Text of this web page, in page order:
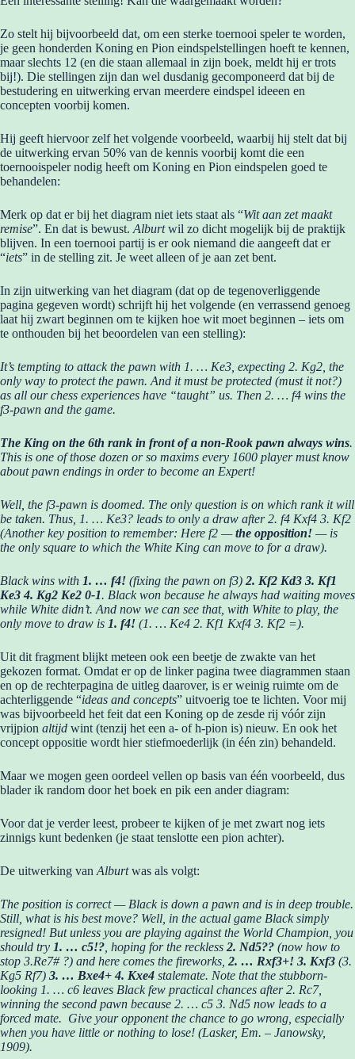
Zo stelt hij bijvoorbeeld dat, om een sterke toernooi speler te worden,
je geen honderden Koning en Pion eindspelstellingen hoeft te kennen,
maar slechts 12 (en die staan allemaal in zijn boek, meldt hij er trots
bij!). Die stellingen zijn dan wel dusdanig gecomponeerd dat bij de
bestudering en uitwerking ervan meerdere eindspel ideeen en
concepten voorbij komen.
Hij geeft hiervoor zelf het volgende voorbeeld, waarbij hij stelt dat bij
de uitwerking ervan 50% van de kennis voorbij komt die een
toernooispeler nodig heeft om Koning en Pion eindspelen goed te
behandelen:
Merk op dat er bij het diagram niet iets staat als “Wit aan zet maakt
remise”. En dat is bewust. Alburtwil zo dicht mogelijk bij de praktijk
blijven. In een toernooi partij is er ook niemand die aangeeft dat er
“iets” in de stelling zit. Je weet alleen of je aan zet bent.
In zijn uitwerking van het diagram (dat op de tegenoverliggende
pagina gegeven wordt) schrijft hij het volgende (en verrassend genoeg
laat hij zwart beginnen om te kijken hoe wit moet beginnen – iets om
te onthouden bij het beoordelen van een stelling):
It’s tempting to attack the pawn with 1. … Ke3, expecting 2. Kg2, the
only way to protect the pawn. And it must be protected (must it not?)
as all our chess experiences have “taught” us. Then 2. … f4 wins the
f3-pawn and the game.
The King on the 6th rank in front of a non-Rook pawn always wins.
This is one of those dozen or so maxims every 1600 player must know
about pawn endings in order to become an Expert!
Well, the f3-pawn is doomed. The only question is on which rank it will
be taken. Thus, 1. … Ke3? leads to only a draw after 2. f4 Kxf4 3. Kf2
(Another key position to remember: Here f2 —the opposition! — is
the only square to which the White King can move to for a draw).
Black wins with 1. … f4! (fixing the pawn on f3) 2. Kf2 Kd3 3. Kf1
Ke3 4. Kg2 Ke2 0-1. Black won because he always had waiting moves
while White didn’t. And now we can see that, with White to play, the
only move to draw is 1. f4! (1. … Ke4 2. Kf1 Kxf4 3. Kf2 =).
Uit dit fragment blijkt meteen ook een beetje de zwakte van het
gekozen format. Omdat er op de linker pagina twee diagrammen staan
en op de rechterpagina de uitleg daarover, is er weinig ruimte om de
achterliggende “ideas and concepts” uitvoerig toe te lichten. Voor mij
was bijvoorbeeld het feit dat een Koning op de zesde rij vóór zijn
vrijpion altijd wint (tenzij het een a- of h-pion is) nieuw. En ook het
concept oppositie wordt hier stiefmoederlijk (in één zin) behandeld.
Maar we mogen geen oordeel vellen op basis van één voorbeeld, dus
blader ik random door het boek en pik een ander diagram:
Voor dat je verder leest, probeer te kijken of je met zwart nog iets
zinnigs kunt bedenken (je staat tenslotte een pion achter).
De uitwerking van Alburtwas als volgt:
The position is correct — Black is down a pawn and is in deep trouble.
Still, what is his best move? Well, in the actual game Black simply
resigned! But unless you are playing against the World Champion, you
should try 1. … c5!? , hoping for the reckless 2. Nd5?? (now how to
stop 3.Re7# ?) and here comes the fireworks, 2. … Rxf3+! 3. Kxf3 (3.
Kg5 Rf7) 3. … Bxe4+ 4. Kxe4 stalemate. Note that the stubborn-
looking 1. … c6 leaves Black few practical chances after 2. Rc7,
winning the second pawn because 2. … c5 3. Nd5 now leads to a
forced mate. Give your opponent the chance to go wrong, especially
when you have little or nothing to lose! (Lasker, Em. – Janowsky,
1909).